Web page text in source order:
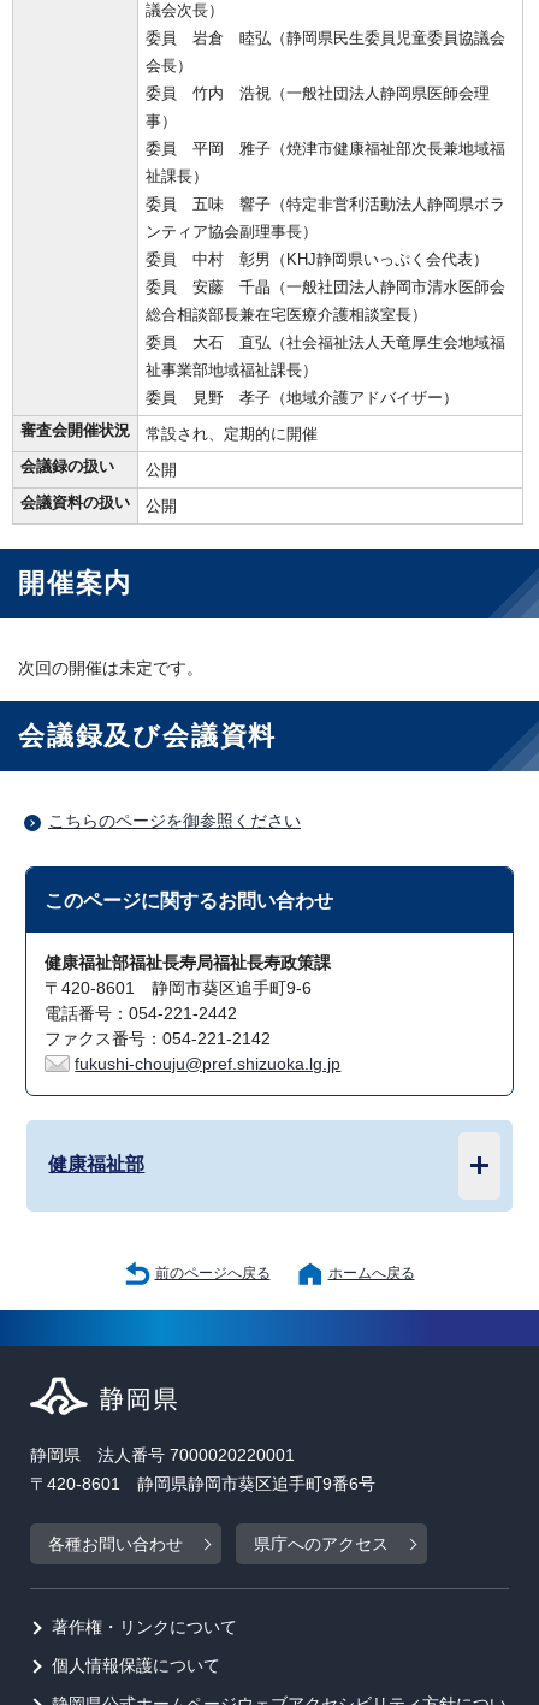
議会次長）
委員 岩倉 睦弘（静岡県民生委員児童委員協議会
会長）
委員 竹内 浩視（一般社団法人静岡県医師会理
事）
委員 平岡 雅子（焼津市健康福祉部次長兼地域福
祉課長）
委員 五味 響子（特定非営利活動法人静岡県ボラ
ンティア協会副理事長）
委員 中村 彰男（KHJ静岡県いっぷく会代表）
委員 安藤 千晶（一般社団法人静岡市清水医師会
総合相談部長兼在宅医療介護相談室長）
委員 大石 直弘（社会福祉法人天竜厚生会地域福
祉事業部地域福祉課長）
委員 見野 孝子（地域介護アドバイザー）
審査会開催状況
常設され、定期的に開催
会議録の扱い
公開
会議資料の扱い
公開
開催案内
次回の開催は未定です。
会議録及び会議資料
こちらのページを御参照ください
このページに関するお問い合わせ
健康福祉部福祉長寿局福祉長寿政策課
〒420-8601 静岡市葵区追手町9-6
電話番号：054-221-2442
ファクス番号：054-221-2142
fukushi-chouju@pref.shizuoka.lg.jp
健康福祉部
前のページへ戻る ホームへ戻る
静岡県 法人番号 7000020220001
〒420-8601 静岡県静岡市葵区追手町9番6号
各種お問い合わせ 県庁へのアクセス
著作権・リンクについて
個人情報保護について